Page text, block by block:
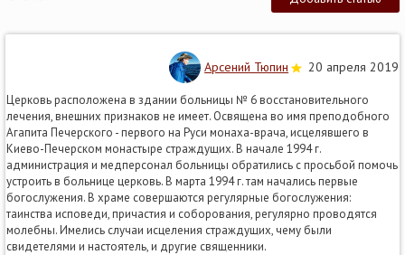
Арсений Тюпин 20 апреля 2019
Церковь расположена в здании больницы № 6 восстановительного
лечения, внешних признаков не имеет. Освящена во имя преподобного
Агапита Печерского - первого на Руси монаха-врача, исцелявшего в
Киево-Печерском монастыре страждущих. В начале 1994 г.
администрация и медперсонал больницы обратились с просьбой помочь
устроить в больнице церковь. В марта 1994 г. там начались первые
богослужения. В храме совершаются регулярные богослужения:
таинства исповеди, причастия и соборования, регулярно проводятся
молебны. Имелись случаи исцеления страждущих, чему были
свидетелями и настоятель, и другие священники.